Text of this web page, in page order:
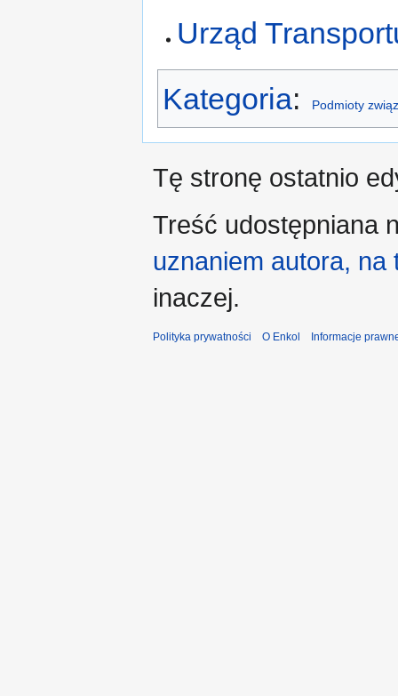
Urząd
Kategoria: Podmioty
Tę stronę ostatnio
Treść udostępniana
uznaniem autora,
inaczej.
Polityka prywatności O Enkol Informacje